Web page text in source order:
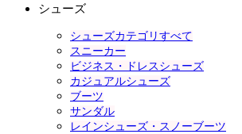
シューズ
シューズカテゴリすべて
スニーカー
ビジネス・ドレスシューズ
カジュアルシューズ
ブーツ
サンダル
レインシューズ・スノーブーツ